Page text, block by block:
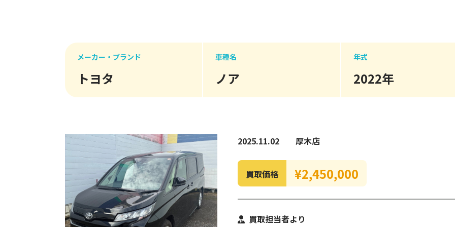
メーカー・ブランド
トヨタ
車種名
ノア
年式
2022年
2025.11.02 厚木店
買取価格 ¥2,450,000
買取担当者より